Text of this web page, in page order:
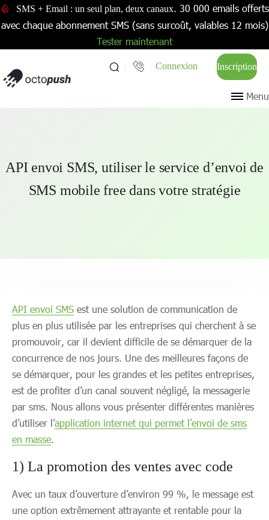
SMS + Email : un seul plan, deux canaux. 30 000 emails offerts
avec chaque abonnement SMS (sans surcoût, valables 12 mois)
Tester maintenant
Connexion Inscription
Menu
API envoi SMS, utiliser le service d’envoi de
SMS mobile free dans votre stratégie
API envoi SMS est une solution de communication de
plus en plus utilisée par les entreprises qui cherchent à se
promouvoir, car il devient difficile de se démarquer de la
concurrence de nos jours. Une des meilleures façons de
se démarquer, pour les grandes et les petites entreprises,
est de profiter d’un canal souvent négligé, la messagerie
par sms. Nous allons vous présenter différentes manières
d’utiliser l’application internet qui permet l’envoi de sms
en masse.
1) La promotion des ventes avec code
Avec un taux d’ouverture d’environ 99 %, le message est
une option extrêmement attrayante et rentable pour la